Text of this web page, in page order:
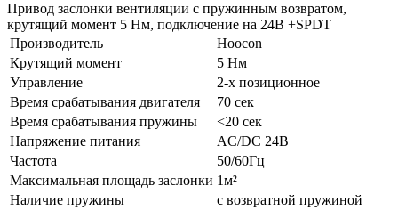
Привод заслонки вентиляции с пружинным возвратом,
крутящий момент 5 Нм, подключение на 24В +SPDT
Производитель
Hoocon
Крутящий момент
5 Нм
Управление
2-х позиционное
Время срабатывания двигателя
70 сек
Время срабатывания пружины
<20 сек
Напряжение питания
AC/DC 24В
Частота
50/60Гц
Максимальная площадь заслонки 1м²
Наличие пружины
с возвратной пружиной